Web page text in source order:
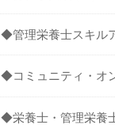
◆管理栄養士スキル
◆コミュニティ・オ
◆栄養士・管理栄養